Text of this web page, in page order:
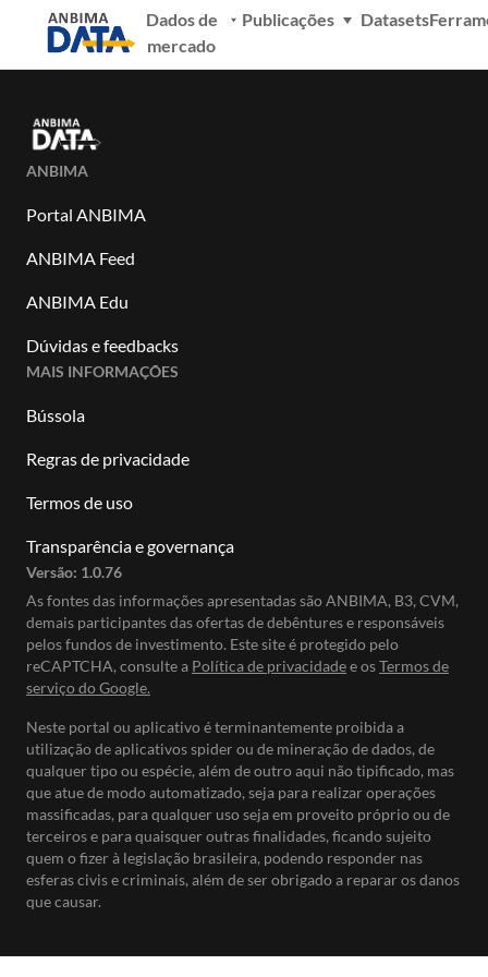
Dados de
mercado
Publicações Datasets
ANBIMA
Portal ANBIMA
ANBIMA Feed
ANBIMA Edu
Dúvidas e feedbacks
MAIS INFORMAÇÕES
Bússola
Regras de privacidade
Termos de uso
Transparência e governança
Versão: 1.0.76
As fontes das informações apresentadas são ANBIMA, B3, CVM,
demais participantes das ofertas de debêntures e responsáveis
pelos fundos de investimento. Este site é protegido pelo
reCAPTCHA, consulte a Política de privacidadee osTermos de
serviço do Google.
Neste portal ou aplicativo é terminantemente proibida a
utilização de aplicativos spider ou de mineração de dados, de
qualquer tipo ou espécie, além de outro aqui não tipificado, mas
que atue de modo automatizado, seja para realizar operações
massificadas, para qualquer uso seja em proveito próprio ou de
terceiros e para quaisquer outras finalidades, ficando sujeito
quem o fizer à legislação brasileira, podendo responder nas
esferas civis e criminais, além de ser obrigado a reparar os danos
que causar.